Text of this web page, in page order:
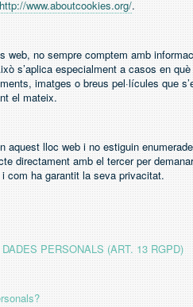
http://www.aboutcookies.org/.
no sempre comptem amb
s’aplica especialment a casos en
imatges o breus pel·lícules que
el mateix.
lloc web i no estiguin
directament amb el tercer per
com ha garantit la seva privacitat.
PERSONALS (ART. 13 RGPD)